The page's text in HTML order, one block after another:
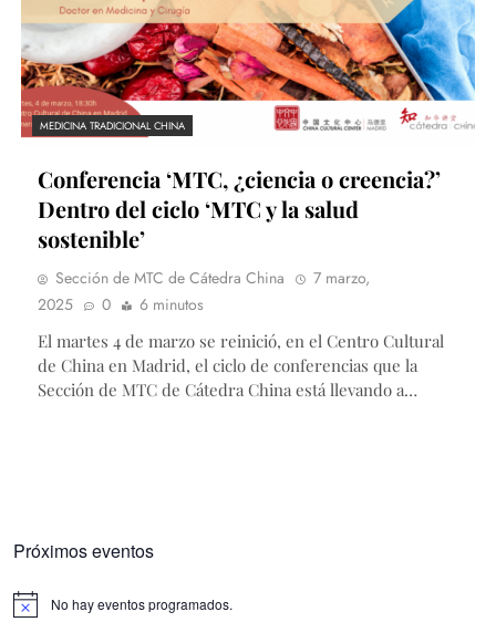
MEDICINA TRADICIONAL CHINA
Conferencia ‘MTC, ¿ciencia o creencia?’
Dentro del ciclo ‘MTC y la salud
sostenible’
Sección de MTC de Cátedra China
7 marzo,
2025
0
6 minutos
El martes 4 de marzo se reinició, en el Centro Cultural
de China en Madrid, el ciclo de conferencias que la
Sección de MTC de Cátedra China está llevando a…
Próximos eventos
Aviso No hay eventos programados.